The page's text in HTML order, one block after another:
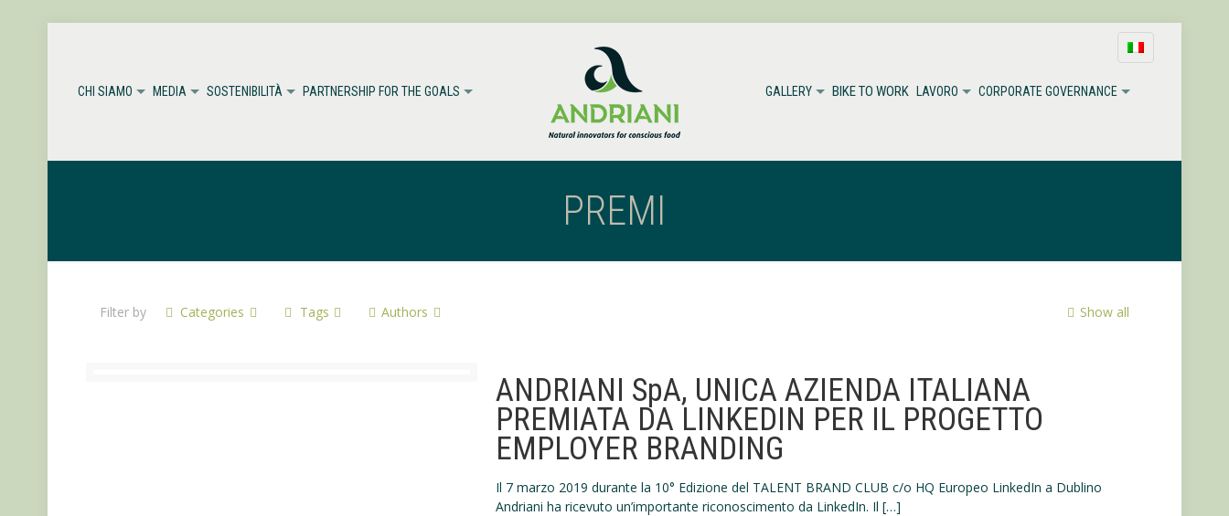
CHI SIAMO MEDIA SOSTENIBILITÀ PARTNERSHIP FOR THE GOALS GALLERY BIKE TO WORK LAVORO CORPORATE GOVERNANCE
PREMI
Filter by Categories Tags Authors Show all
ANDRIANI SpA, UNICA AZIENDA ITALIANA
PREMIATA DA LINKEDIN PER IL PROGETTO
EMPLOYER BRANDING
Il 7 marzo 2019 durante la 10° Edizione del TALENT BRAND CLUB c/o HQ Europeo LinkedIn a Dublino
Andriani ha ricevuto un’importante riconoscimento da LinkedIn. Il […]